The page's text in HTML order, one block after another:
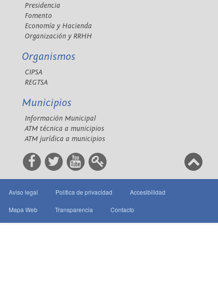
Presidencia
Fomento
Economía y Hacienda
Organización y RRHH
Organismos
CIPSA
REGTSA
Municipios
Información Municipal
ATM técnica a municipios
ATM jurídica a municipios
Aviso legal Política de privacidad Accesibilidad
Mapa Web Transparencia Contacto